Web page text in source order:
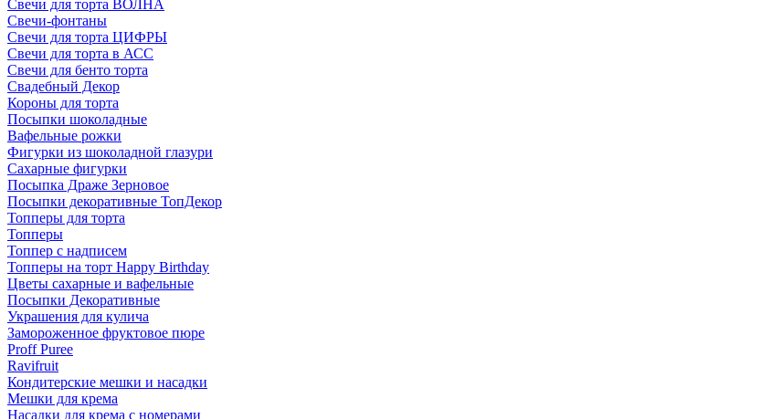
Свечи для торта ВОЛНА
Свечи-фонтаны
Свечи для торта ЦИФРЫ
Свечи для торта в АСС
Свечи для бенто торта
Свадебный Декор
Короны для торта
Посыпки шоколадные
Вафельные рожки
Фигурки из шоколадной глазури
Сахарные фигурки
Посыпка Драже Зерновое
Посыпки декоративные ТопДекор
Топперы для торта
Топперы
Топпер с надписем
Топперы на торт Happy Birthday
Цветы сахарные и вафельные
Посыпки Декоративные
Украшения для кулича
Замороженное фруктовое пюре
Proff Puree
Ravifruit
Кондитерские мешки и насадки
Мешки для крема
Насадки для крема с номерами